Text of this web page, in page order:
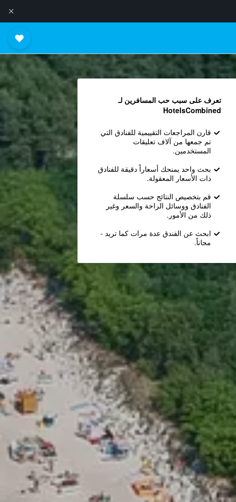
تعرف على سبب حب المسافرين لـ
HotelsCombined
قارن المراجعات التقييمية للفنادق التي
تم جمعها من آلاف تعليقات
المستخدمين.
بحث واحد يمنحك أسعاراً دقيقة للفنادق
ذات الأسعار المعقولة.
قم بتخصيص النتائج حسب سلسلة
الفنادق ووسائل الراحة والسعر وغير
ذلك من الأمور.
ابحث عن الفندق عدة مرات كما تريد -
مجاناً.